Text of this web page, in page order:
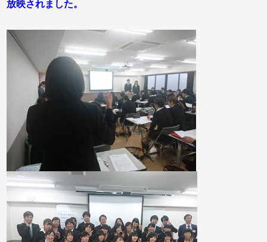
放映されました。